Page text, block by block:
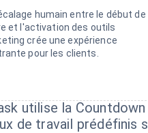
humain entre le début de
et l'activation des outils
crée une expérience
pour les clients.
utilise la
de travail prédéfinis